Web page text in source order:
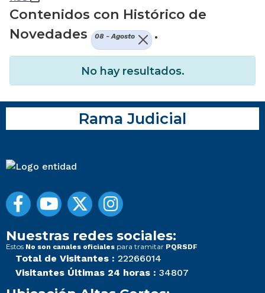
Contenidos con Histórico de
Novedades
08 - Agosto .
No hay resultados.
Rama Judicial
Nuestras redes sociales:
Estos No son canales oficiales para tramitar PQRSDF
Total de Visitantes : 22266014
Visitantes Últimas 24 horas : 34807